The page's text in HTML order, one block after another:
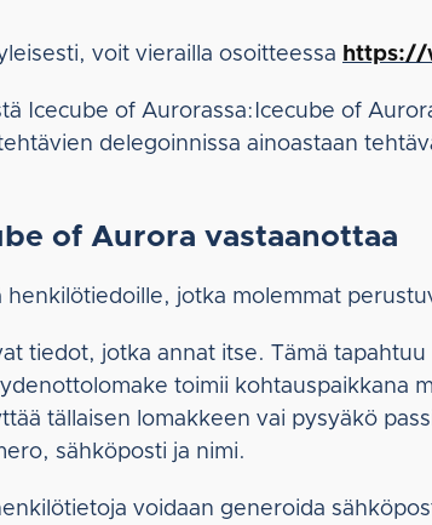
voit vierailla osoitteessa https://
Icecube of Aurorassa:Icecube of
delegoinnissa ainoastaan
of Aurora vastaanottaa
henkilötiedoille, jotka molemmat
tiedot, jotka annat itse. Tämä
toimii kohtauspaikkana
tällaisen lomakkeen vai pysyäkö
sähköposti ja nimi.
voidaan generoida